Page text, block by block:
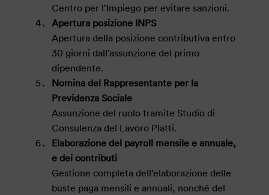
Centro per l’Impiego per evitare sanzioni.
Apertura posizione INPS
Apertura della posizione contributiva entro
30 giorni dall’assunzione del primo
dipendente.
Nomina del Rappresentante per la
Previdenza Sociale
Assunzione del ruolo tramite Studio di
Consulenza del Lavoro Platti.
Elaborazione del payroll mensile e annuale,
e dei contributi
Gestione completa dell’elaborazione delle
buste paga mensili e annuali, nonché del